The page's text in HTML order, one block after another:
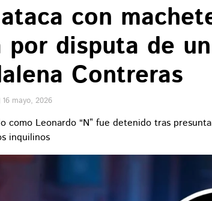
con
por disputa de
Contreras
16 mayo, 2026
como Leonardo “N” fue detenido tras
inquilinos